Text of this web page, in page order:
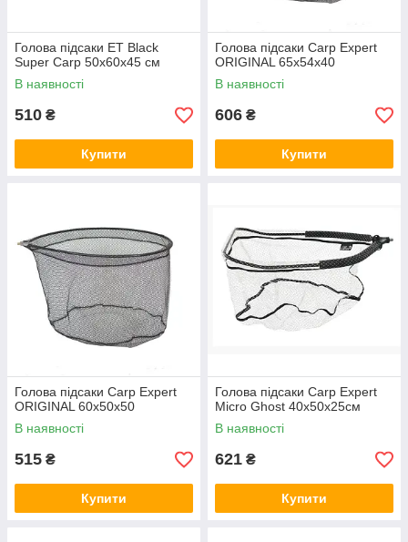
Голова підсаки ЕТ Black
Super Carp 50х60х45 см
В наявності
510 ₴
Купити
Голова підсаки Carp Expert
ORIGINAL 65x54x40
В наявності
606 ₴
Купити
Голова підсаки Carp Expert
ORIGINAL 60x50x50
В наявності
515 ₴
Купити
Голова підсаки Carp Expert
Micro Ghost 40х50х25см
В наявності
621 ₴
Купити